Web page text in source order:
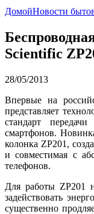
ДомойНовости
Scientific
28/05/2013
Впервые на
представляет
стандарт
смартфонов.
колонка ZP201,
и совместимая с
телефонов.
Для работы ZP201
задействовать
существенно